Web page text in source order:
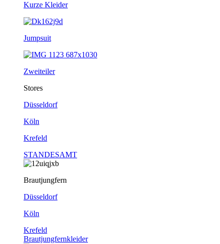
Kurze Kleider
Jumpsuit
Zweiteiler
Stores
Düsseldorf
Köln
Krefeld
STANDESAMT
Brautjungfern
Düsseldorf
Köln
Krefeld
Brautjungfernkleider